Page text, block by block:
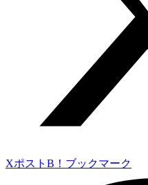
Xポスト B！ブックマーク